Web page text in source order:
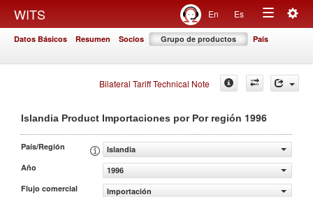
WITS En Es
Toggle
Datos Básicos Resumen Socios Grupo de productos País
Bilateral Tariff Technical Note
Islandia Product Importaciones por Por región 1996
País/Región
Islandia
Año
1996
Flujo comercial
Importación